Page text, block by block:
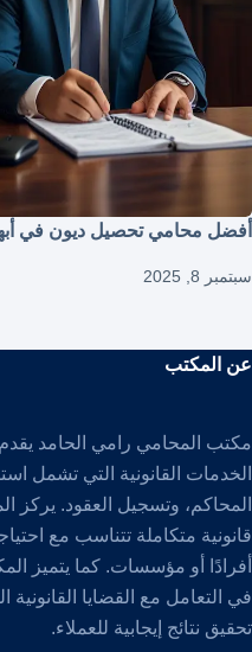
أفضل محامي تحصيل ديون في
سبتمبر 8, 2025
عن المكتب
مكتب المحامي رامي الحامد
الخدمات القانونية التي تشمل
المحاكم، وتسجيل العقود. يركز
قانونية متكاملة تتناسب مع
أفرادًا أو مؤسسات. كما يتميز
في التعامل مع القضايا
تحقيق نتائج إيجابية للعملاء.